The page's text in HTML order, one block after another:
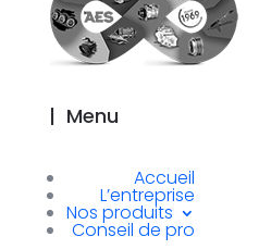
| Menu
Accueil
L’entreprise
Nos produits
Conseil de pro